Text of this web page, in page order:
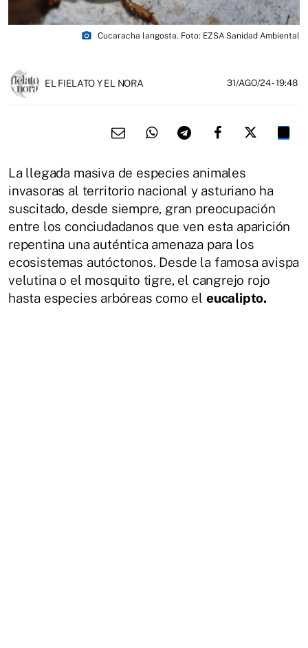
photo_camera Cucaracha langosta. Foto: EZSA Sanidad Ambiental
EL FIELATO Y EL NORA 31/AGO/24- 19:48
La llegada masiva de especies animales
invasoras al territorio nacional y asturiano ha
suscitado, desde siempre, gran preocupación
entre los conciudadanos que ven esta aparición
repentina una auténtica amenaza para los
ecosistemas autóctonos. Desde la famosa avispa
velutina o el mosquito tigre, el cangrejo rojo
hasta especies arbóreas como el eucalipto.